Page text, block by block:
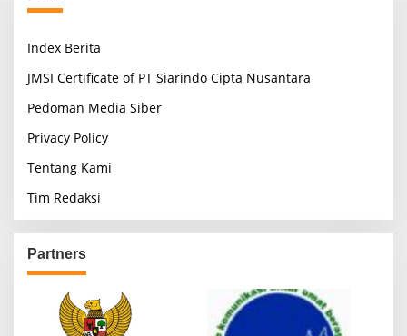
Index Berita
JMSI Certificate of PT Siarindo Cipta Nusantara
Pedoman Media Siber
Privacy Policy
Tentang Kami
Tim Redaksi
Partners